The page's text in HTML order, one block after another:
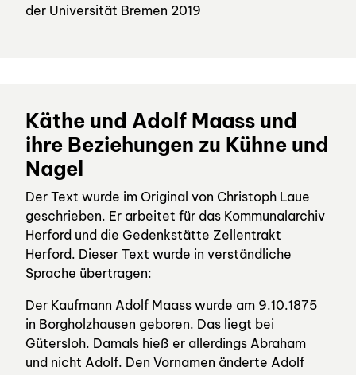
der Universität Bremen 2019
Käthe und Adolf Maass und
ihre Beziehungen zu Kühne und
Nagel
Der Text wurde im Original von Christoph Laue
geschrieben. Er arbeitet für das Kommunalarchiv
Herford und die Gedenkstätte Zellentrakt
Herford. Dieser Text wurde in verständliche
Sprache übertragen:
Der Kaufmann Adolf Maass wurde am 9.10.1875
in Borgholzhausen geboren. Das liegt bei
Gütersloh. Damals hieß er allerdings Abraham
und nicht Adolf. Den Vornamen änderte Adolf